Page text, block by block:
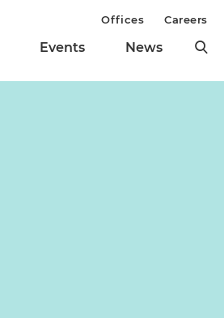
Events News
Offices Careers